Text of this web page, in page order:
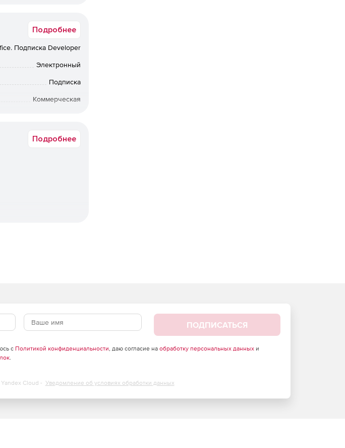
водяных знаков,
HTML, а также
Подробнее
Подписка Developer
Электронный
Подписка
Коммерческая
Подробнее
ПОДПИСАТЬСЯ
с Политикой конфиденциальности, даю согласие на обработку персональных данныхи
.
Cloud - Уведомление об условиях обработки данных